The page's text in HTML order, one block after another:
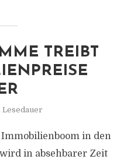
TREIBT
Lesedauer
in den
in absehbarer Zeit